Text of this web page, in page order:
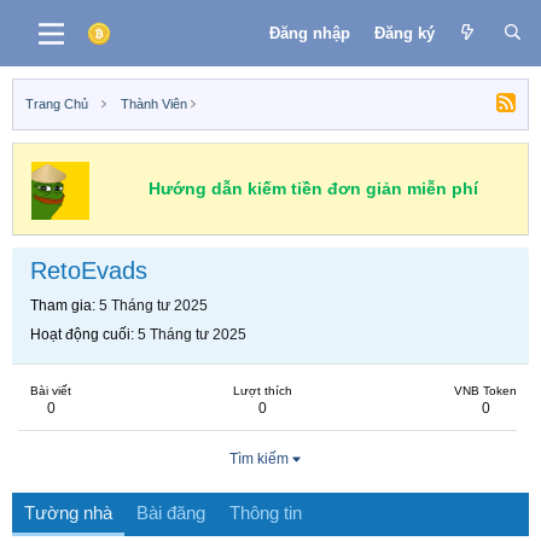
Đăng nhập Đăng ký
Trang Chủ Thành Viên
Hướng dẫn kiếm tiền đơn giản miễn phí
RetoEvads
Tham gia 5 Tháng tư 2025
Hoạt động cuối 5 Tháng tư 2025
Bài viết
0
Lượt thích
0
VNB Token
0
Tìm kiếm
Tường nhà Bài đăng Thông tin